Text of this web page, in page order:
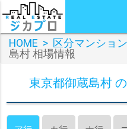
HOME > 区分マンション
島村 相場情報
東京都御蔵島村